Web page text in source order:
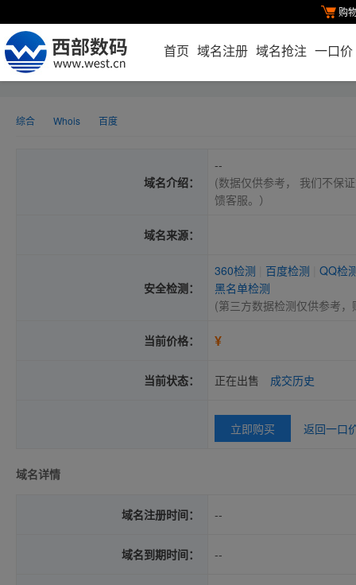
购
首页 域名注册 域名抢注 一口价
综合 Whois 百度
域名介绍：
--
(数据仅供参考， 我们不保
馈客服。）
域名来源：
安全检测：
360检测 百度检测
QQ检
黑名单检测
(第三方数据检测仅供参考
当前价格： ¥
当前状态： 正在出售 成交历史
立即购买 返回一口
域名详情
域名注册时间： --
域名到期时间： --